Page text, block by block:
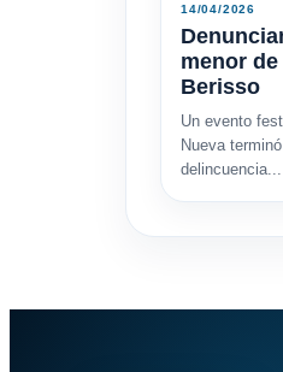
14/04/2026
menor
Berisso
Un evento
Nueva
delincuencia...